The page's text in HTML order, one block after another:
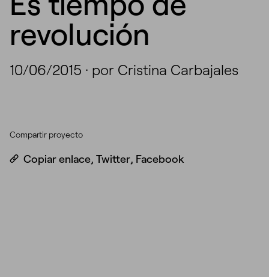
revolución
10/06/2015 · por Cristina Carbajales
Compartir proyecto
Copiar enlace, Twitter, Facebook